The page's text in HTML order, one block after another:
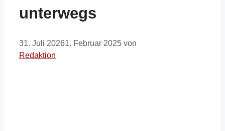
unterwegs
31. Juli 20261. Februar 2025 von
Redaktion